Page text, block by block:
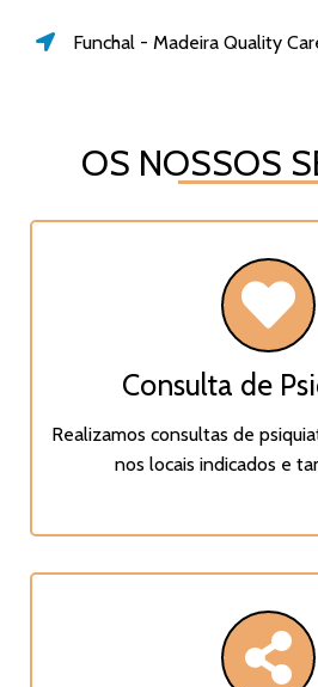
Funchal - Madeira Quality
OS NOSSOS
Consulta de
Realizamos consultas de
nos locais indicados e